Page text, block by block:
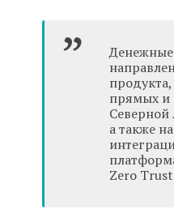
Денежные
прямых и
Северной
а также
Zero